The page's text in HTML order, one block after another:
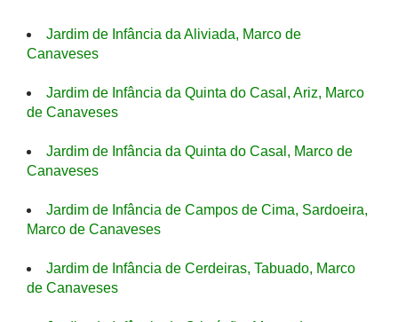
Jardim de Infância da Aliviada, Marco de
Canaveses
Jardim de Infância da Quinta do Casal, Ariz, Marco
de Canaveses
Jardim de Infância da Quinta do Casal, Marco de
Canaveses
Jardim de Infância de Campos de Cima, Sardoeira,
Marco de Canaveses
Jardim de Infância de Cerdeiras, Tabuado, Marco
de Canaveses